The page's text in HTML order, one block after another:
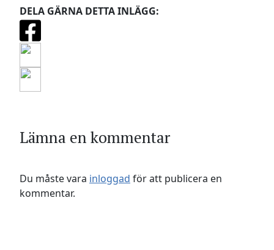
DELA GÄRNA DETTA INLÄGG:
Lämna en kommentar
Du måste vara inloggad för att publicera en
kommentar.